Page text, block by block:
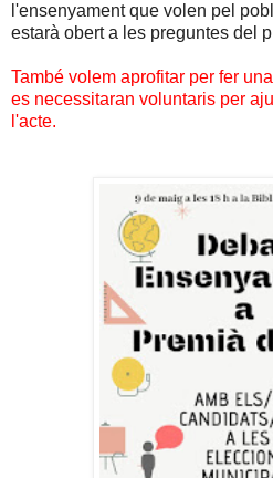
l'ensenyament que volen pel
estarà obert a les preguntes del
També volem aprofitar per fer
es necessitaran voluntaris per
l'acte.